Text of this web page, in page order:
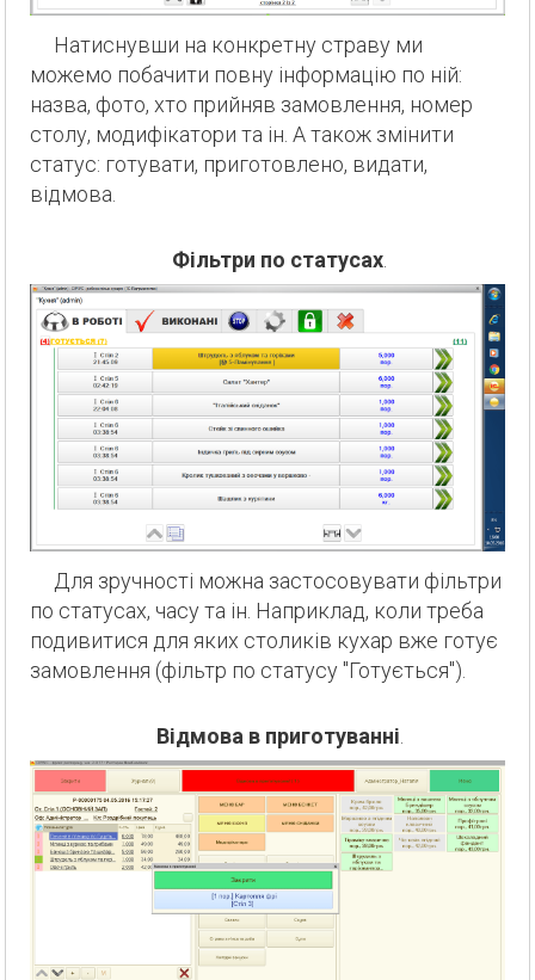
Натиснувши на конкретну страву ми
можемо побачити повну інформацію по ній:
назва, фото, хто прийняв замовлення, номер
столу, модифікатори та ін. А також змінити
статус: готувати, приготовлено, видати,
відмова.
Фільтри по статусах
Для зручності можна застосовувати фільтри
по статусах, часу та ін. Наприклад, коли треба
подивитися для яких столиків кухар вже готує
замовлення (фільтр по статусу "Готується").
Відмова в приготуванні